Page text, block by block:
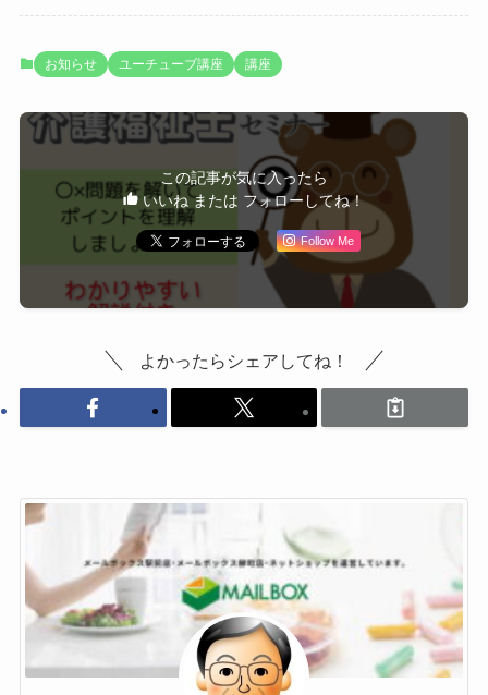
お知らせ ユーチューブ講座 講座
この記事が気に入ったら
いいね または フォローしてね！
Follow Me
よかったらシェアしてね！